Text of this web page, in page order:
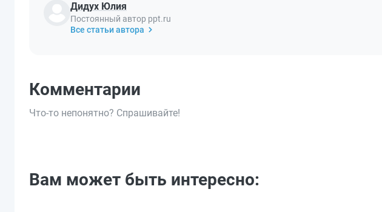
Дидух Юлия
Постоянный автор ppt.ru
Все статьи автора
Комментарии
Что-то непонятно? Спрашивайте!
Вам может быть интересно: